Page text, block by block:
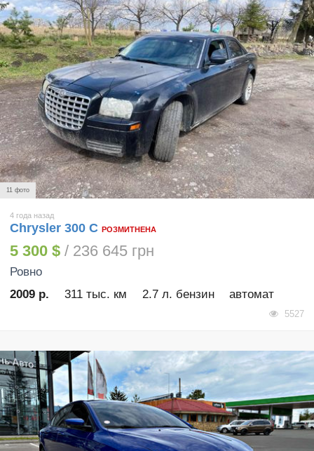
11 фото
4 года назад
Chrysler 300 C РОЗМИТНЕНА
5 300 $ / 236 645 грн
Ровно
2009 р.
311 тыс. км 2.7 л. бензин автомат
5527